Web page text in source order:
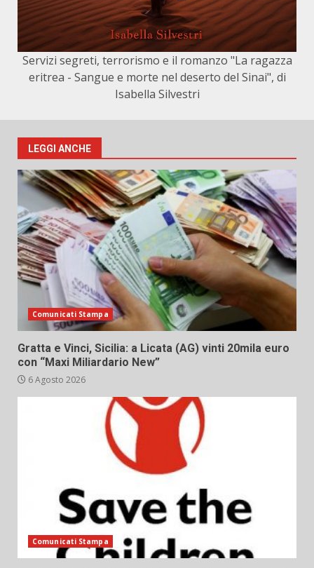
Servizi segreti, terrorismo e il romanzo "La ragazza
eritrea - Sangue e morte nel deserto del Sinai", di
Isabella Silvestri
LEGGI ANCHE
Comunicati Stampa
Gratta e Vinci, Sicilia: a Licata (AG) vinti 20mila euro
con “Maxi Miliardario New”
6 Agosto 2026
Comunicati Stampa